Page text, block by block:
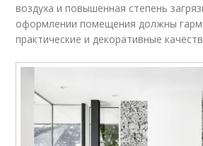
воздуха и повышенная степень
оформлении помещения должны
практические и декоративные